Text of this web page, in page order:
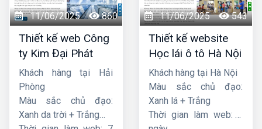
11/06/2025 860
Thiết kế web Công
ty Kim Đại Phát
Khách hàng tại Hải
Phòng
Màu sắc chủ đạo:
Xanh da trời + Trắng
11/06/2025 543
Thiết kế website
Học lái ô tô Hà Nội
Khách hàng tại Hà Nội
Màu sắc chủ đạo:
Xanh lá + Trắng
Thời gian làm web: 7